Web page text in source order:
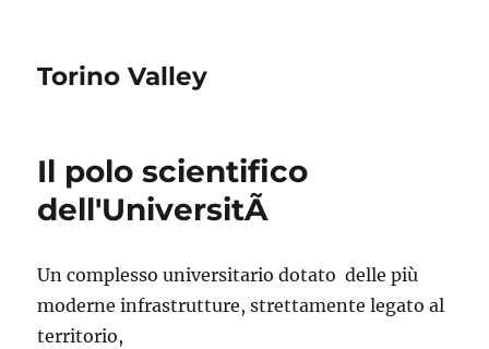
Torino Valley
Il polo scientifico
dell'UniversitÃ
Un complesso universitario dotato delle più
moderne infrastrutture, strettamente legato al
territorio,